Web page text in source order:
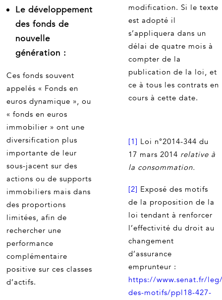
Le développement
des fonds de
nouvelle
génération :
Ces fonds souvent
appelés « Fonds en
euros dynamique », ou
« fonds en euros
immobilier » ont une
diversification plus
importante de leur
sous-jacent sur des
actions ou de supports
immobiliers mais dans
des proportions
limitées, afin de
rechercher une
performance
complémentaire
positive sur ces classes
d’actifs.
modification. Si le texte
est adopté il
s’appliquera dans un
délai de quatre mois à
compter de la
publication de la loi, et
ce à tous les contrats en
cours à cette date.
[1] Loi n°2014-344 du
17 mars 2014 relative à
la consommation.
[2] Exposé des motifs
de la proposition de la
loi tendant à renforcer
l’effectivité du droit au
changement
d’assurance
emprunteur :
https://www.senat.fr/
des-motifs/ppl18-427-